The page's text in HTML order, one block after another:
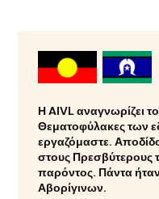
Η AIVL αναγνωρίζει
Θεματοφύλακες των
εργαζόμαστε.
στους Πρεσβύτερους
παρόντος. Πάντα
Αβορίγινων.